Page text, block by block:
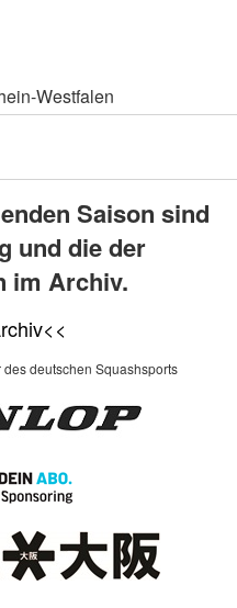
Westfalen
Saison sind
und die der
im Archiv.
deutschen Squashsports